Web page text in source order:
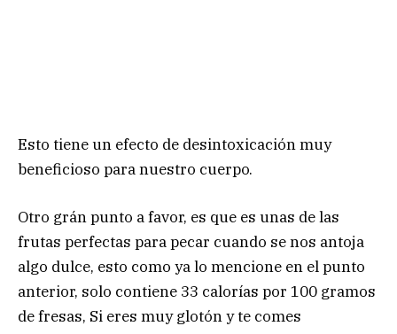
Esto tiene un efecto de desintoxicación muy
beneficioso para nuestro cuerpo.
Otro grán punto a favor, es que es unas de las
frutas perfectas para pecar cuando se nos antoja
algo dulce, esto como ya lo mencione en el punto
anterior, solo contiene 33 calorías por 100 gramos
de fresas, Si eres muy glotón y te comes